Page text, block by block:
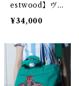
estwood】ヴ
ィヴィアンウエ
ストウッド ア
レザーショルダ
ーバッグ red
¥34,000